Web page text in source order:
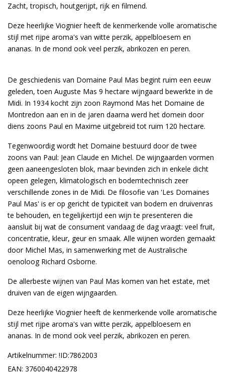
Zacht, tropisch, houtgerijpt, rijk en filmend.
Deze heerlijke Viognier heeft de kenmerkende volle aromatische
stijl met rijpe aroma's van witte perzik, appelbloesem en
ananas. In de mond ook veel perzik, abrikozen en peren.
De geschiedenis van Domaine Paul Mas begint ruim een eeuw
geleden, toen Auguste Mas 9 hectare wijngaard bewerkte in de
Midi. In 1934 kocht zijn zoon Raymond Mas het Domaine de
Montredon aan en in de jaren daarna werd het domein door
diens zoons Paul en Maxime uitgebreid tot ruim 120 hectare.
Tegenwoordig wordt het Domaine bestuurd door de twee
zoons van Paul: Jean Claude en Michel. De wijngaarden vormen
geen aaneengesloten blok, maar bevinden zich in enkele dicht
opeen gelegen, klimatologisch en bodemtechnisch zeer
verschillende zones in de Midi. De filosofie van 'Les Domaines
Paul Mas' is er op gericht de typiciteit van bodem en druivenras
te behouden, en tegelijkertijd een wijn te presenteren die
aansluit bij wat de consument vandaag de dag vraagt: veel fruit,
concentratie, kleur, geur en smaak. Alle wijnen worden gemaakt
door Michel Mas, in samenwerking met de Australische
oenoloog Richard Osborne.
De allerbeste wijnen van Paul Mas komen van het estate, met
druiven van de eigen wijngaarden.
Deze heerlijke Viognier heeft de kenmerkende volle aromatische
stijl met rijpe aroma's van witte perzik, appelbloesem en
ananas. In de mond ook veel perzik, abrikozen en peren.
Artikelnummer: !ID:7862003
EAN: 3760040422978